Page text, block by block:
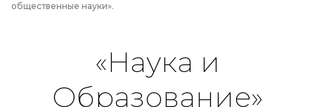
общественные науки».
«Наука и
Образование»